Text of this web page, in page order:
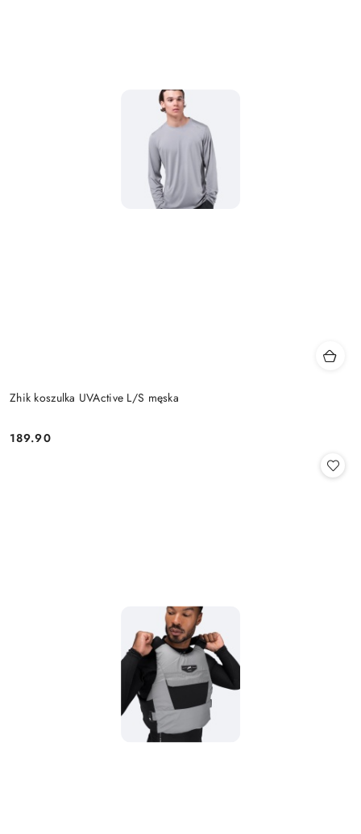
Zhik koszulka UVActive L/S męska
Cena:
189.90